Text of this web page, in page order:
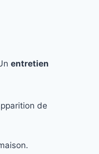
entretien
de